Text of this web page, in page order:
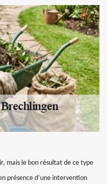
mais le bon résultat de ce type
présence d’une intervention